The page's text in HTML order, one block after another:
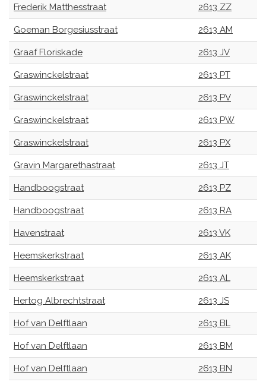
Frederik Matthesstraat 2613 ZZ
Goeman Borgesiusstraat 2613 AM
Graaf Floriskade 2613 JV
Graswinckelstraat 2613 PT
Graswinckelstraat 2613 PV
Graswinckelstraat 2613 PW
Graswinckelstraat 2613 PX
Gravin Margarethastraat 2613 JT
Handboogstraat 2613 PZ
Handboogstraat 2613 RA
Havenstraat 2613 VK
Heemskerkstraat 2613 AK
Heemskerkstraat 2613 AL
Hertog Albrechtstraat 2613 JS
Hof van Delftlaan 2613 BL
Hof van Delftlaan 2613 BM
Hof van Delftlaan 2613 BN